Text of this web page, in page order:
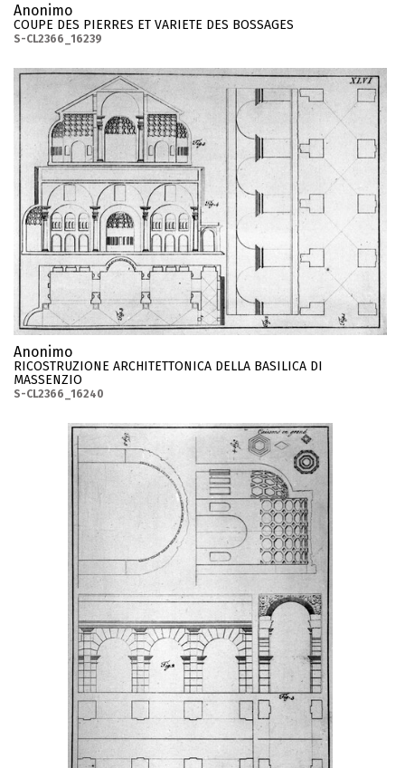
Anonimo
COUPE DES PIERRES ET VARIETE DES BOSSAGES
S-CL2366_16239
Anonimo
RICOSTRUZIONE ARCHITETTONICA DELLA BASILICA DI
MASSENZIO
S-CL2366_16240